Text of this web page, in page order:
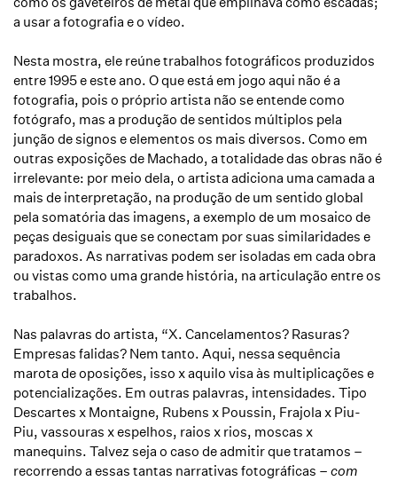
a usar a fotografia e o vídeo.
Nesta mostra, ele reúne trabalhos fotográficos produzidos
entre 1995 e este ano. O que está em jogo aqui não é a
fotografia, pois o próprio artista não se entende como
fotógrafo, mas a produção de sentidos múltiplos pela
junção de signos e elementos os mais diversos. Como em
outras exposições de Machado, a totalidade das obras não é
irrelevante: por meio dela, o artista adiciona uma camada a
mais de interpretação, na produção de um sentido global
pela somatória das imagens, a exemplo de um mosaico de
peças desiguais que se conectam por suas similaridades e
paradoxos. As narrativas podem ser isoladas em cada obra
ou vistas como uma grande história, na articulação entre os
trabalhos.
Nas palavras do artista, “X. Cancelamentos? Rasuras?
Empresas falidas? Nem tanto. Aqui, nessa sequência
marota de oposições, isso x aquilo visa às multiplicações e
potencializações. Em outras palavras, intensidades. Tipo
Descartes x Montaigne, Rubens x Poussin, Frajola x Piu-
Piu, vassouras x espelhos, raios x rios, moscas x
manequins. Talvez seja o caso de admitir que tratamos –
recorrendo a essas tantas narrativas fotográficas – com